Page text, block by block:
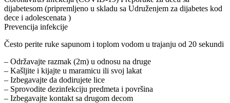
dijabetesom (pripremljeno u skladu sa Udruženjem za dijabetes kod
dece i adolescenata )
Prevencija infekcije
Često perite ruke sapunom i toplom vodom u trajanju od 20 sekundi
– Održavajte razmak (2m) u odnosu na druge
– Kašljite i kijajte u maramicu ili svoj lakat
– Izbegavajte da dodirujete lice
– Sprovodite dezinfekciju predmeta i površina
– Izbegavajte kontakt sa drugom decom